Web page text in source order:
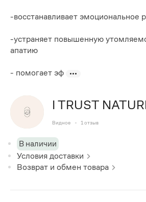
-восстанавливает эмоциональное
-устраняет повышенную
апатию
- помогает эф
I TRUST
Видное 1 отзыв
В наличии
Условия доставки
Возврат и обмен товара